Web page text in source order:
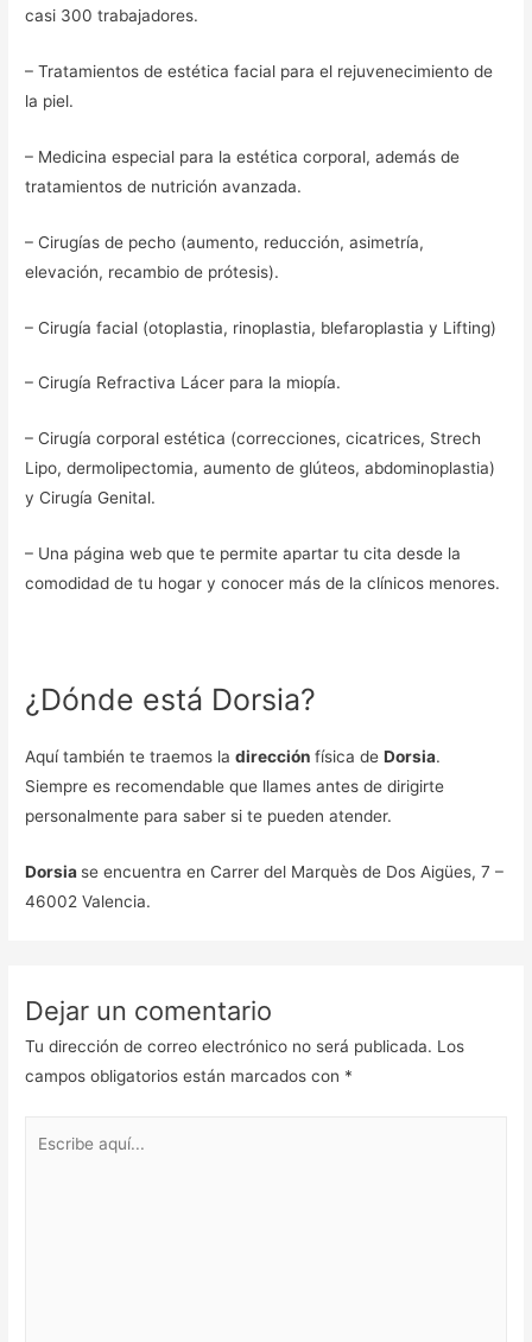
casi 300 trabajadores.
– Tratamientos de estética facial para el rejuvenecimiento de
la piel.
– Medicina especial para la estética corporal, además de
tratamientos de nutrición avanzada.
– Cirugías de pecho (aumento, reducción, asimetría,
elevación, recambio de prótesis).
– Cirugía facial (otoplastia, rinoplastia, blefaroplastia y Lifting)
– Cirugía Refractiva Lácer para la miopía.
– Cirugía corporal estética (correcciones, cicatrices, Strech
Lipo, dermolipectomia, aumento de glúteos, abdominoplastia)
y Cirugía Genital.
– Una página web que te permite apartar tu cita desde la
comodidad de tu hogar y conocer más de la clínicos menores.
¿Dónde está Dorsia?
Aquí también te traemos ladirecciónfísica deDorsia.
Siempre es recomendable que llames antes de dirigirte
personalmente para saber si te pueden atender.
Dorsia se encuentra en Carrer del Marquès de Dos Aigües, 7 –
46002 Valencia.
Dejar un comentario
Tu dirección de correo electrónico no será publicada. Los
campos obligatorios están marcados con *